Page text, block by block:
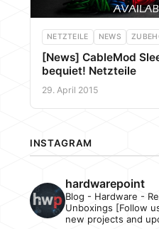
NETZTEILE NEWS
[News] CableMod
bequiet! Netzteile
29. April 2015
INSTAGRAM
hardwarepoint
Blog - Hardware -
Unboxings [Follow
new projects and